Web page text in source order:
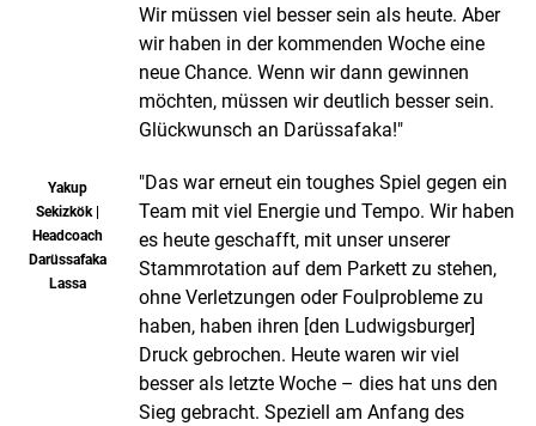
Wir müssen viel besser sein als heute. Aber
wir haben in der kommenden Woche eine
neue Chance. Wenn wir dann gewinnen
möchten, müssen wir deutlich besser sein.
Glückwunsch an Darüssafaka!"
Yakup
Sekizkök |
Headcoach
Darüssafaka
Lassa
"Das war erneut ein toughes Spiel gegen ein
Team mit viel Energie und Tempo. Wir haben
es heute geschafft, mit unser unserer
Stammrotation auf dem Parkett zu stehen,
ohne Verletzungen oder Foulprobleme zu
haben, haben ihren [den Ludwigsburger]
Druck gebrochen. Heute waren wir viel
besser als letzte Woche – dies hat uns den
Sieg gebracht. Speziell am Anfang des